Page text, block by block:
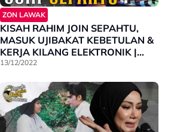
ZON LAWAK
KISAH RAHIM JOIN SEPAHTU,
MASUK UJIBAKAT KEBETULAN &
KERJA KILANG ELEKTRONIK |
BORAK DULU BARU KAMU
13/12/2022